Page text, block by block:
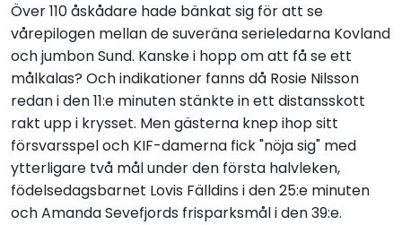
Över 110 åskådare hade bänkat sig för att se
vårepilogen mellan de suveräna serieledarna Kovland
och jumbon Sund. Kanske i hopp om att få se ett
målkalas? Och indikationer fanns då Rosie Nilsson
redan i den 11:e minuten stänkte in ett distansskott
rakt upp i krysset. Men gästerna knep ihop sitt
försvarsspel och KIF-damerna fick "nöja sig" med
ytterligare två mål under den första halvleken,
födelsedagsbarnet Lovis Fälldins i den 25:e minuten
och Amanda Sevefjords frisparksmål i den 39:e.